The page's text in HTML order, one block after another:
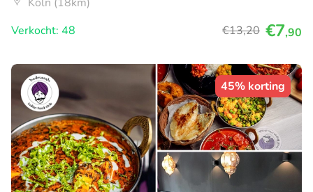
Verkocht: 48
€13,20 €7,90
45% korting